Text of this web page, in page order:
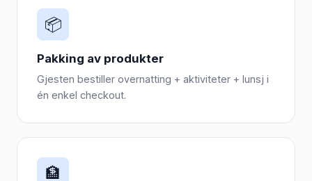
📦
Pakking av produkter
Gjesten bestiller overnatting + aktiviteter + lunsj i
én enkel checkout.
🏦